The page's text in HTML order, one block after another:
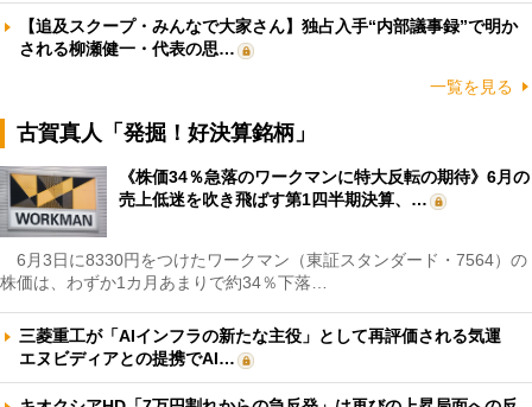
【追及スクープ・みんなで大家さん】独占入手“内部議事録”で明か
される柳瀬健一・代表の思…
一覧を見る
古賀真人「発掘！好決算銘柄」
《株価34％急落のワークマンに特大反転の期待》6月の
売上低迷を吹き飛ばす第1四半期決算、…
6月3日に8330円をつけたワークマン（東証スタンダード・7564）の
株価は、わずか1カ月あまりで約34％下落…
三菱重工が「AIインフラの新たな主役」として再評価される気運
エヌビディアとの提携でAI…